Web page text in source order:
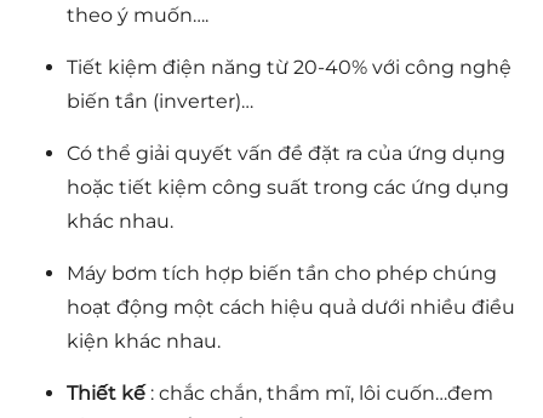
theo ý muốn….
Tiết kiệm điện năng từ 20-40% với công nghệ
biến tần (inverter)…
Có thể giải quyết vấn đề đặt ra của ứng dụng
hoặc tiết kiệm công suất trong các ứng dụng
khác nhau.
Máy bơm tích hợp biến tần cho phép chúng
hoạt động một cách hiệu quả dưới nhiều điều
kiện khác nhau.
Thiết kế: chắc chắn, thẩm mĩ, lôi cuốn…đem